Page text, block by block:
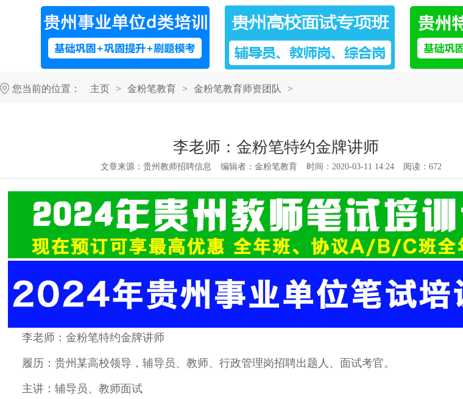
您当前的位置： 主页 > 金粉笔教育 > 金粉笔教育师资团队 >
李老师：金粉笔特约金牌讲师
文章来源： 贵州教师招聘信息 编辑者： 金粉笔教育 时间：2020-03-11 14:24 阅读： 672
李老师：金粉笔特约金牌讲师
履历：贵州某高校领导，辅导员、教师、行政管理岗招聘出题人、面试考官。
主讲：辅导员、教师面试